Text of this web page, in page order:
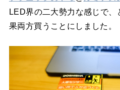
LED界の二大勢力な感じで
果両方買うことにしました。